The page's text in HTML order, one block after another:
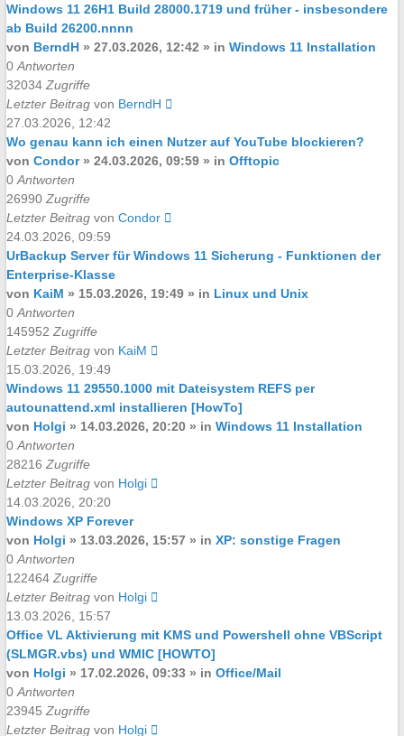
Windows 11 26H1 Build 28000.1719 und früher - insbesondere
ab Build 26200.nnnn
von BerndH» 27.03.2026, 12:42 » in Windows 11 Installation
0 Antworten
32034 Zugriffe
Letzter Beitrag von BerndH
27.03.2026, 12:42
Wo genau kann ich einen Nutzer auf YouTube blockieren?
von Condor» 24.03.2026, 09:59» in Offtopic
0 Antworten
26990 Zugriffe
Letzter Beitrag von Condor
24.03.2026, 09:59
UrBackup Server für Windows 11 Sicherung - Funktionen der
Enterprise-Klasse
von KaiM » 15.03.2026, 19:49» in Linux und Unix
0 Antworten
145952 Zugriffe
Letzter Beitrag von KaiM
15.03.2026, 19:49
Windows 11 29550.1000 mit Dateisystem REFS per
autounattend.xml installieren [HowTo]
von Holgi » 14.03.2026, 20:20» in Windows 11 Installation
0 Antworten
28216 Zugriffe
Letzter Beitrag von Holgi
14.03.2026, 20:20
Windows XP Forever
von Holgi » 13.03.2026, 15:57» in XP: sonstige Fragen
0 Antworten
122464 Zugriffe
Letzter Beitrag von Holgi
13.03.2026, 15:57
Office VL Aktivierung mit KMS und Powershell ohne VBScript
(SLMGR.vbs) und WMIC [HOWTO]
von Holgi » 17.02.2026, 09:33» in Office/Mail
0 Antworten
23945 Zugriffe
Letzter Beitrag von Holgi